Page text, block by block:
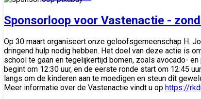
Sponsorloop voor Vastenactie -
Op 30 maart organiseert onze geloofsgemeenschap H.
dringend hulp nodig hebben. Het doel van deze actie is
school te gaan en tegelijkertijd bomen, zoals avocado-
begint om 12:30 uur, en de eerste ronde start om 12:45
langs om de kinderen aan te moedigen en steun dit
Meer informatie over de Vastenactie vindt u op https://